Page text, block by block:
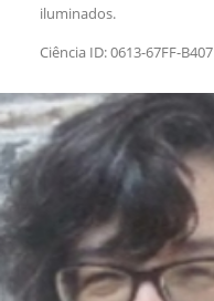
iluminados.
Ciência ID: 0613-67FF-B407